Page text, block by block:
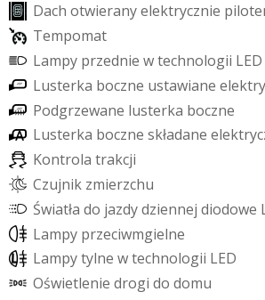
Dach otwieranyelektrycznie pilote
Tempomat
Lampy przednie wtechnologii LED
Lusterka boczne ustawiane elektry
Podgrzewane lusterka boczne
Lusterka boczne składane elektryc
Kontrola trakcji
Czujnik zmierzchu
Światła do jazdydziennej diodowe
Lampy przeciwmgielne
Lampytylne wtechnologii LED
Oświetlenie drogi do domu